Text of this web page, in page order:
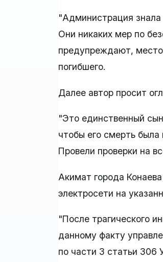
"Администрация знала
Они никаких мер по
предупреждают, место
погибшего.
Далее автор просит
"Это единственный
чтобы его смерть была
Провели проверки на
Акимат города
электросети на
"После трагического
данному факту
по части 3 статьи 306